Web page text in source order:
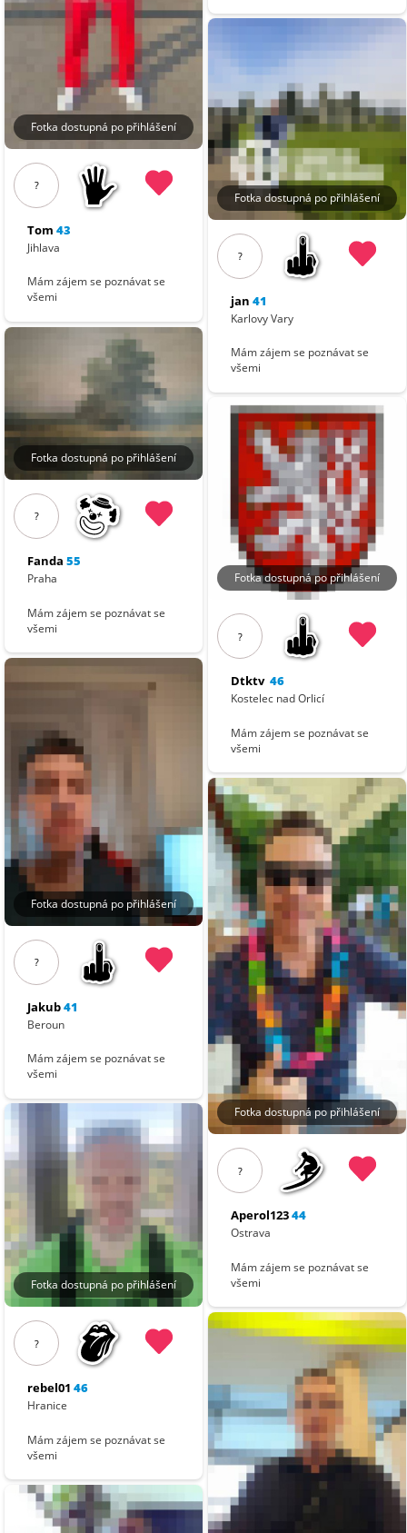
Fotka dostupná po přihlášení
?
Tom 43
Jihlava
Mám zájem se poznávat se
všemi
Fotka dostupná po přihlášení
?
Fanda 55
Praha
Mám zájem se poznávat se
všemi
Fotka dostupná po přihlášení
?
Jakub41
Beroun
Mám zájem se poznávat se
všemi
Fotka dostupná po přihlášení
?
rebel01 46
Hranice
Mám zájem se poznávat se
všemi
Fotka dostupná po přihlášení
?
jan 41
Karlovy Vary
Mám zájem se poznávat se
všemi
Fotka dostupná po přihlášení
?
Dtktv 46
Kostelec nad Orlicí
Mám zájem se poznávat se
všemi
Fotka dostupná po přihlášení
?
Aperol12344
Ostrava
Mám zájem se poznávat se
všemi